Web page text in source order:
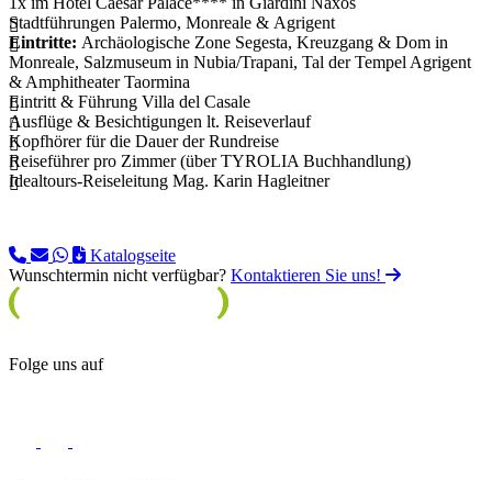
Stadtführungen Palermo, Monreale & Agrigent
Eintritte: Archäologische Zone Segesta, Kreuzgang & Dom in
Monreale, Salzmuseum in Nubia/Trapani, Tal der Tempel Agrigent
& Amphitheater Taormina
Eintritt & Führung Villa del Casale
Ausflüge & Besichtigungen lt. Reiseverlauf
Kopfhörer für die Dauer der Rundreise
Reiseführer pro Zimmer (über TYROLIA Buchhandlung)
Idealtours-Reiseleitung Mag. Karin Hagleitner
Katalogseite
Wunschtermin nicht verfügbar? Kontaktieren Sie uns!
Folge uns auf